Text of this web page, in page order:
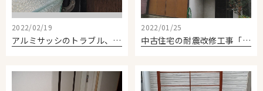
お問い合わせ
2022/02/19
アルミサッシのトラブル、部品交換
2022/01/25
中古住宅の耐震改修工事「外部編」